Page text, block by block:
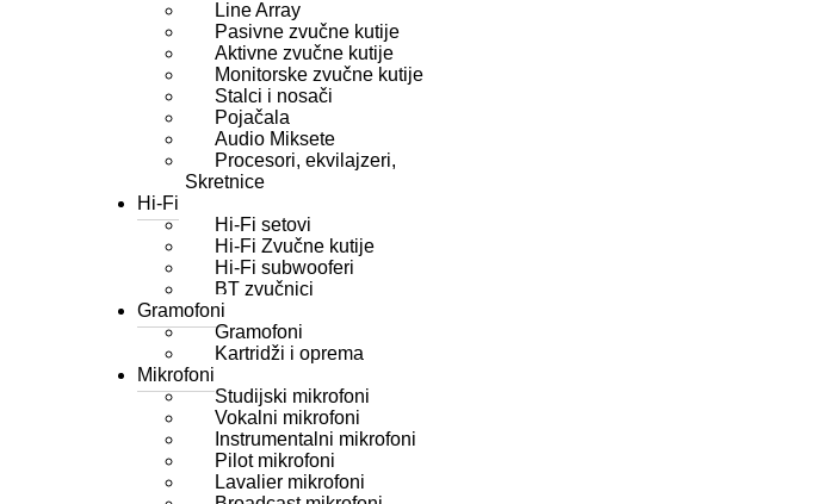
Line Array
Pasivne zvučne kutije
Aktivne zvučne kutije
Monitorske zvučne kutije
Stalci i nosači
Pojačala
Audio Miksete
Procesori, ekvilajzeri,
Skretnice
Hi-Fi
Hi-Fi setovi
Hi-Fi Zvučne kutije
Hi-Fi subwooferi
BT zvučnici
Gramofoni
Gramofoni
Kartridži i oprema
Mikrofoni
Studijski mikrofoni
Vokalni mikrofoni
Instrumentalni mikrofoni
Pilot mikrofoni
Lavalier mikrofoni